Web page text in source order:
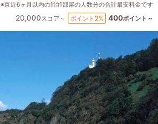
※直近6ヶ月以内の1泊1部屋の人数分の合計最安料金です
20,000スコア～ ポイント 2% 400ポイント～